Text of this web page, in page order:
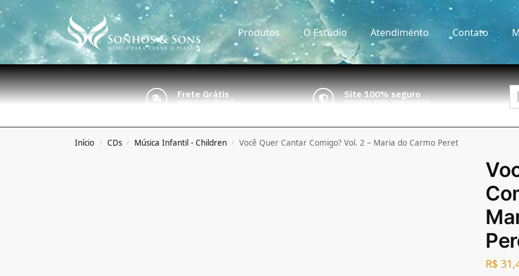
Produtos O Estúdio Atendimento Contato
Frete Grátis
para todo Brasil
Site 100% seguro
compre com segurança
Início / CDs / Música Infantil - Children / Você Quer Cantar Comigo? Vol. 2 – Maria do Carmo Peret
R$